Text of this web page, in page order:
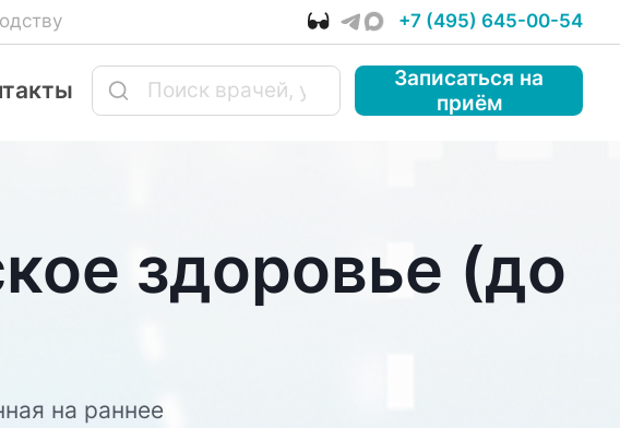
+7 (495) 645-00-54
Записаться на
приём
здоровье (до
на раннее